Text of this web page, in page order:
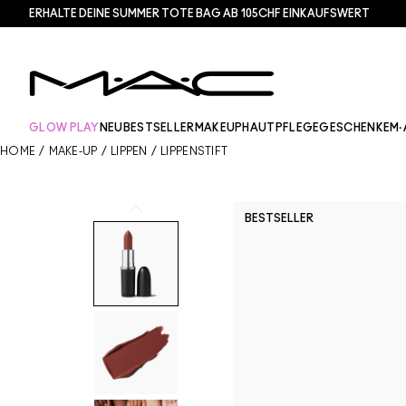
ERHALTE DEINE SUMMER TOTE BAG AB 105CHF EINKAUFSWERT​
GLOW PLAY NEU BESTSELLER MAKEUP HAUTPFLEGEGESCHENKE
HOME / MAKE-UP / LIPPEN / LIPPENSTIFT
BESTSELLER